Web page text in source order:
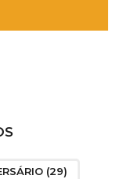
(29)